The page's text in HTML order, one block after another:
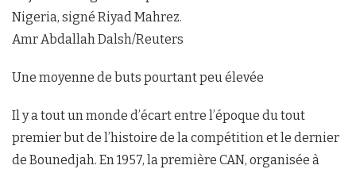
Nigeria, signé Riyad Mahrez.
Amr Abdallah Dalsh/Reuters
Une moyenne de buts pourtant peu élevée
Il y a tout un monde d’écart entre l’époque du tout
premier but de l’histoire de la compétition et le dernier
de Bounedjah. En 1957, la première CAN, organisée à